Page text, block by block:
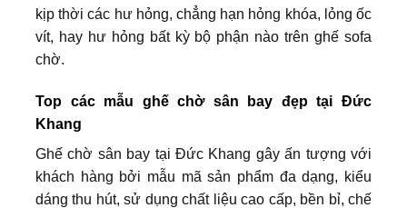
kịp thời các hư hỏng, chẳng hạn hỏng khóa, lỏng ốc
vít, hay hư hỏng bất kỳ bộ phận nào trên ghế sofa
chờ.
Top các mẫu ghế chờ sân bay đẹp tại Đức
Khang
Ghế chờ sân bay tại Đức Khang gây ấn tượng với
khách hàng bởi mẫu mã sản phẩm đa dạng, kiểu
dáng thu hút, sử dụng chất liệu cao cấp, bền bỉ, chế